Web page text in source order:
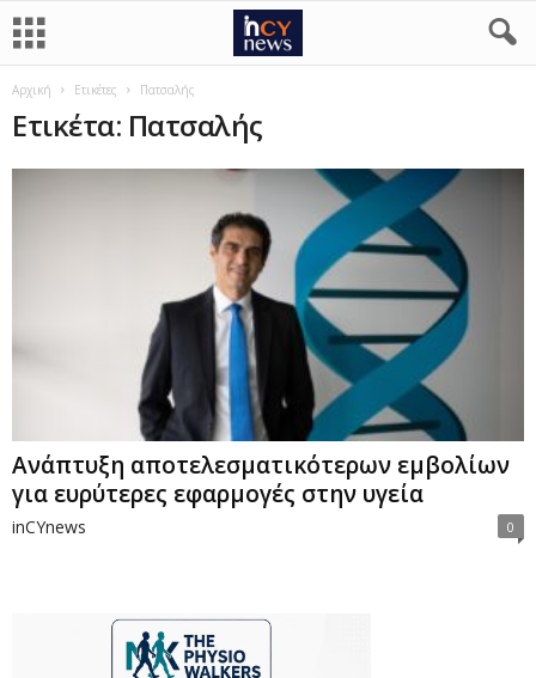
Αρχική Ετικέτες Πατσαλής
Ετικέτα: Πατσαλής
Ανάπτυξη αποτελεσματικότερων εμβολίων
για ευρύτερες εφαρμογές στην υγεία
inCYnews 0